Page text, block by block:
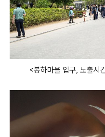
<봉하마을 입구, 노출